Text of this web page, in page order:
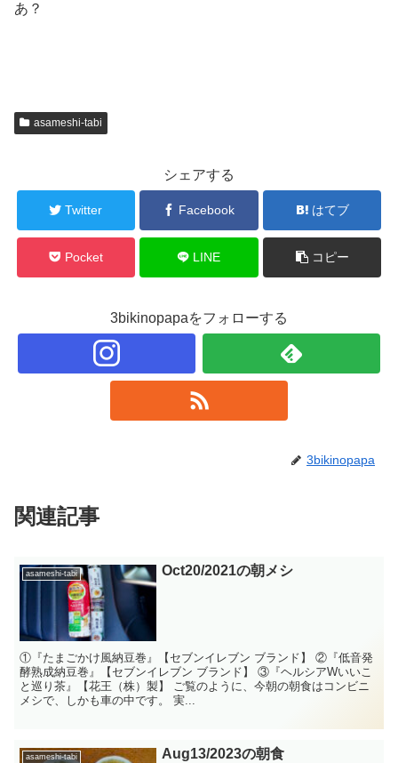
あ？
asameshi-tabi
シェアする
Twitter Facebook はてブ
Pocket LINE コピー
3bikinopapaをフォローする
3bikinopapa
関連記事
asameshi-tabi Oct20/2021の朝メシ
①『たまごかけ風納豆巻』【セブンイレブン ブランド】 ②『低音発
酵熟成納豆巻』【セブンイレブン ブランド】 ③『ヘルシアWいいこ
と巡り茶』【花王（株）製】 ご覧のように、今朝の朝食はコンビニ
メシで、しかも車の中です。 実...
asameshi-tabi Aug13/2023の朝食